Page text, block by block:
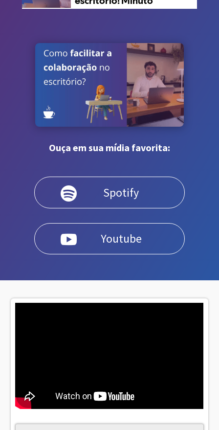
Ouça em sua mídia favorita:
 Spotify
 Youtube